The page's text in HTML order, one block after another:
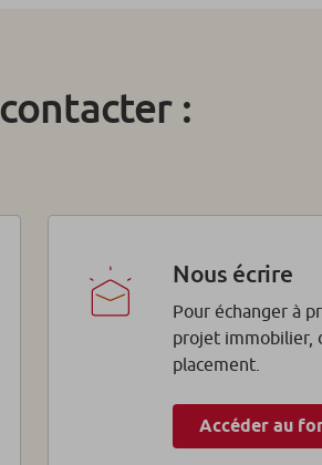
:
Nous écrire
Pour échanger à
projet immobilier,
placement.
Accéder au